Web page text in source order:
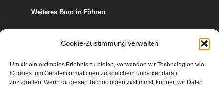
Cookie-Zustimmung verwalten
Um dir ein optimales Erlebnis zu bieten, verwenden wir Technologien wie
Cookies, um Geräteinformationen zu speichern und/oder darauf
zuzugreifen. Wenn du diesen Technologien zustimmst, können wir Daten
Weiteres Büro in Föhren
Telefon: 06502 99 95 80